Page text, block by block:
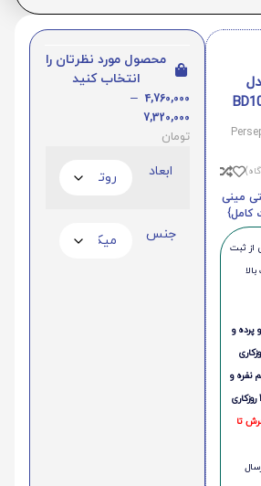
مینی
کامل}
ثبت
پرده و
نفره و
تا
محصول مورد نظرتان را
انتخاب کنید
4,760,000
–
7,320,000
تومان
ابعاد
جنس